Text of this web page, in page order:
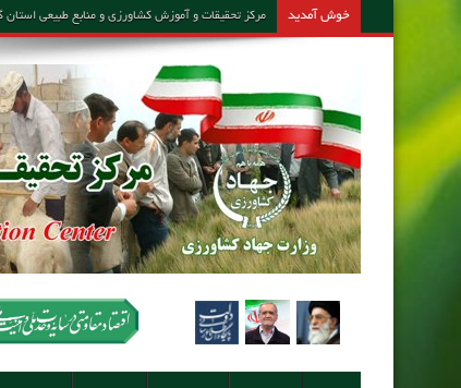
خوش آمدید مرکز تحقیقات و آموزش کشاورزی و منابع طبیعی استان گلستان – مشاور